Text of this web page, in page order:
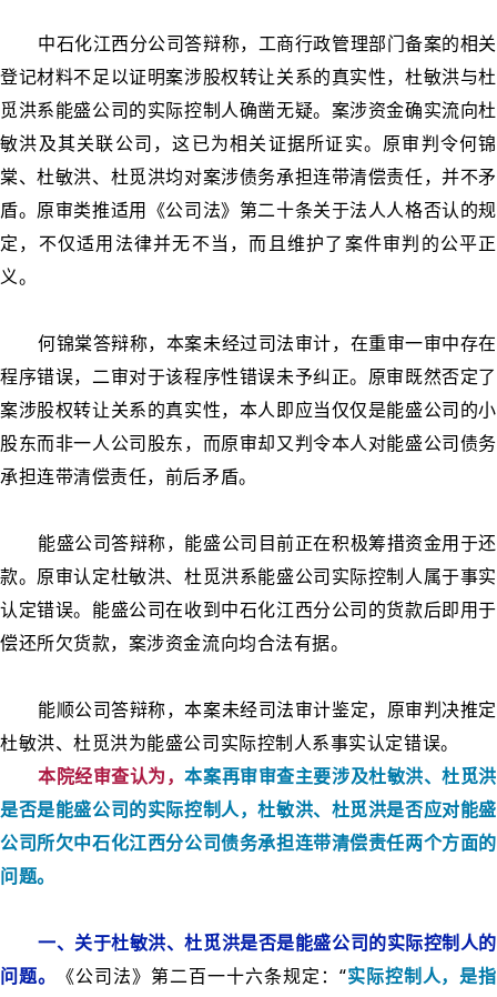
中石化江西分公司答辩称，工商行政管理部门备案的相关
登记材料不足以证明案涉股权转让关系的真实性，杜敏洪与杜
觅洪系能盛公司的实际控制人确凿无疑。案涉资金确实流向杜
敏洪及其关联公司，这已为相关证据所证实。原审判令何锦
棠、杜敏洪、杜觅洪均对案涉债务承担连带清偿责任，并不矛
盾。原审类推适用《公司法》第二十条关于法人人格否认的规
定，不仅适用法律并无不当，而且维护了案件审判的公平正
义。
何锦棠答辩称，本案未经过司法审计，在重审一审中存在
程序错误，二审对于该程序性错误未予纠正。原审既然否定了
案涉股权转让关系的真实性，本人即应当仅仅是能盛公司的小
股东而非一人公司股东，而原审却又判令本人对能盛公司债务
承担连带清偿责任，前后矛盾。
能盛公司答辩称，能盛公司目前正在积极筹措资金用于还
款。原审认定杜敏洪、杜觅洪系能盛公司实际控制人属于事实
认定错误。能盛公司在收到中石化江西分公司的货款后即用于
偿还所欠货款，案涉资金流向均合法有据。
能顺公司答辩称，本案未经司法审计鉴定，原审判决推定
杜敏洪、杜觅洪为能盛公司实际控制人系事实认定错误。
本院经审查认为，本案再审审查主要涉及杜敏洪、杜觅洪
是否是能盛公司的实际控制人，杜敏洪、杜觅洪是否应对能盛
公司所欠中石化江西分公司债务承担连带清偿责任两个方面的
问题。
一、关于杜敏洪、杜觅洪是否是能盛公司的实际控制人的
问题。
《公司法》第二百一十六条规定：“实际控制人，是指